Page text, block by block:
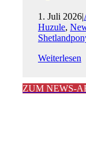
1. Juli 2026
Huzule,
Weiterlesen
ZUM NEWS-